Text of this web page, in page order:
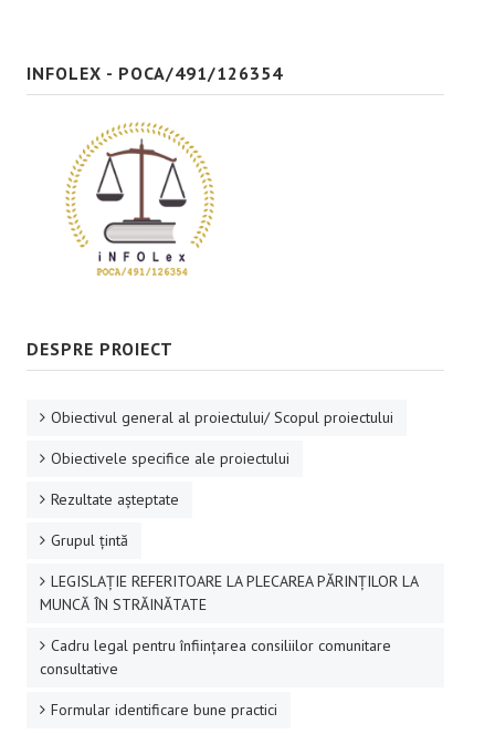
INFOLEX - POCA/491/126354
DESPRE PROIECT
Obiectivul general al proiectului/ Scopul proiectului
Obiectivele specifice ale proiectului
Rezultate aşteptate
Grupul ţintă
LEGISLAȚIE REFERITOARE LA PLECAREA PĂRINȚILOR LA
MUNCĂ ÎN STRĂINĂTATE
Cadru legal pentru înființarea consiliilor comunitare
consultative
Formular identificare bune practici